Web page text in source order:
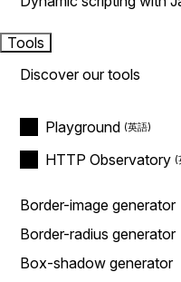
Tools
Discover our tools
Playground
HTTP Observatory
Border-image generator
Border-radius generator
Box-shadow generator